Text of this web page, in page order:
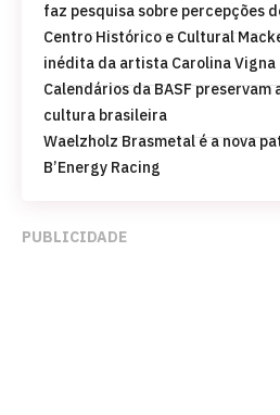
faz pesquisa sobre percepções
Centro Histórico e Cultural
inédita da artista Carolina Vigna
Calendários da BASF preservam
cultura brasileira
Waelzholz Brasmetal é a nova
B’Energy Racing
PUBLICIDADE